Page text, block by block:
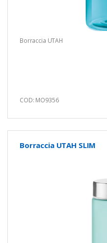
Borraccia UTAH
COD: MO9356
Borraccia UTAH SLIM